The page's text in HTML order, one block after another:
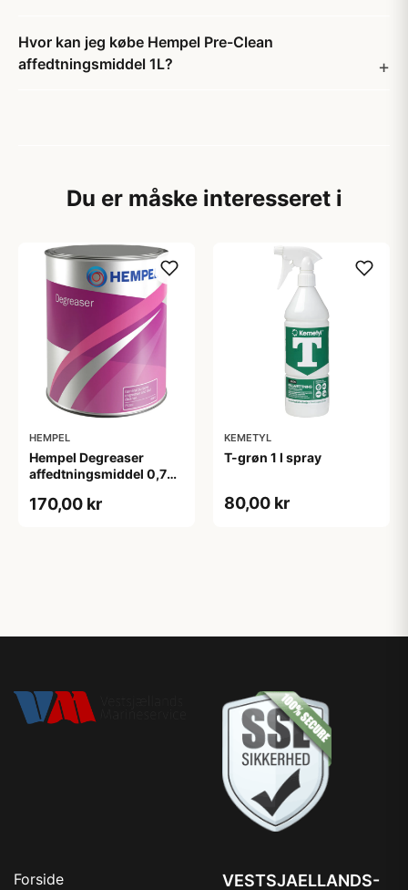
Hvor kan jeg købe Hempel Pre-Clean
affedtningsmiddel 1L?
Du er måske interesseret i
HEMPEL
Hempel Degreaser
affedtningsmiddel 0,75
170,00 kr
KEMETYL
T-grøn 1 l spray
80,00 kr
Forside VESTSJAELLANDS-